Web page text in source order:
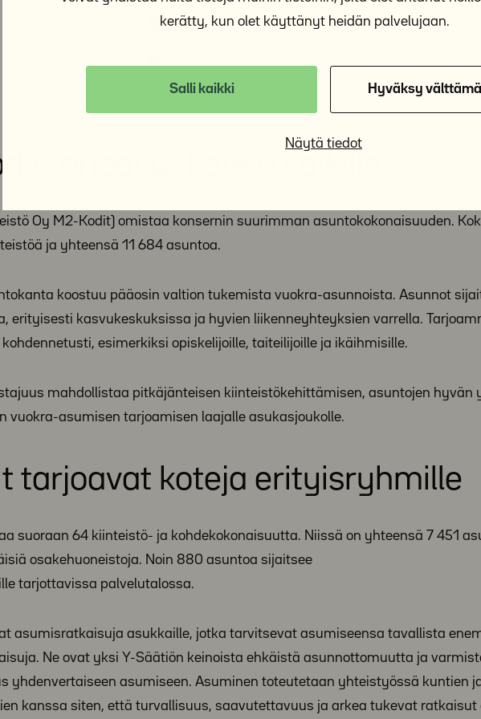
kerätty, kun olet käyttänyt heidän palvelujaan.
Salli kaikki Hyväksy
Näytä tiedot
Jyväskylä
Muut paikkakunnat
tarjoavat koteja kaikille
Oy M2-Kodit) omistaa konsernin suurimman asuntokokonaisuuden.
ja yhteensä 11 684 asuntoa.
koostuu pääosin valtion tukemista vuokra-asunnoista. Asunnot
erityisesti kasvukeskuksissa ja hyvien liikenneyhteyksien varrella.
esimerkiksi opiskelijoille, taiteilijoille ja ikäihmisille.
mahdollistaa pitkäjänteisen kiinteistökehittämisen, asuntojen hyvän
vuokra-asumisen tarjoamisen laajalle asukasjoukolle.
tarjoavat koteja erityisryhmille
suoraan 64 kiinteistö- ja kohdekokonaisuutta. Niissä on yhteensä 7 451
osakehuoneistoja. Noin 880 asuntoa sijaitsee
tarjottavissa palvelutalossa.
asumisratkaisuja asukkaille, jotka tarvitsevat asumiseensa tavallista
Ne ovat yksi Y-Säätiön keinoista ehkäistä asunnottomuutta ja
yhdenvertaiseen asumiseen. Asuminen toteutetaan yhteistyössä kuntien
kanssa siten, että turvallisuus, saavutettavuus ja arkea tukevat ratkaisut